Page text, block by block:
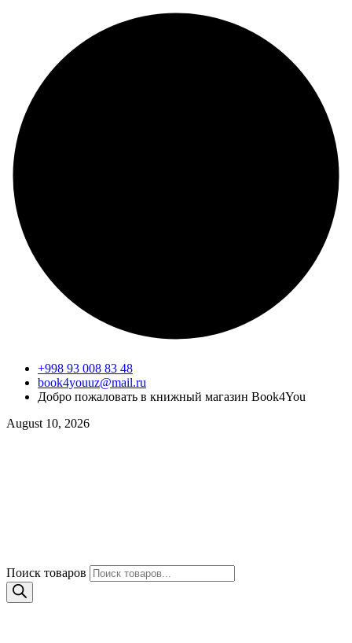
+998 93 008 83 48
book4youuz@mail.ru
Добро пожаловать в книжный магазин Book4You
August 10, 2026
Поиск товаров